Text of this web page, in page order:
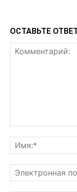
ОСТАВЬТЕ